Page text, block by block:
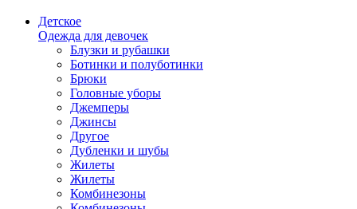
Детское
Одежда для девочек
Блузки и рубашки
Ботинки и полуботинки
Брюки
Головные уборы
Джемперы
Джинсы
Другое
Дубленки и шубы
Жилеты
Жилеты
Комбинезоны